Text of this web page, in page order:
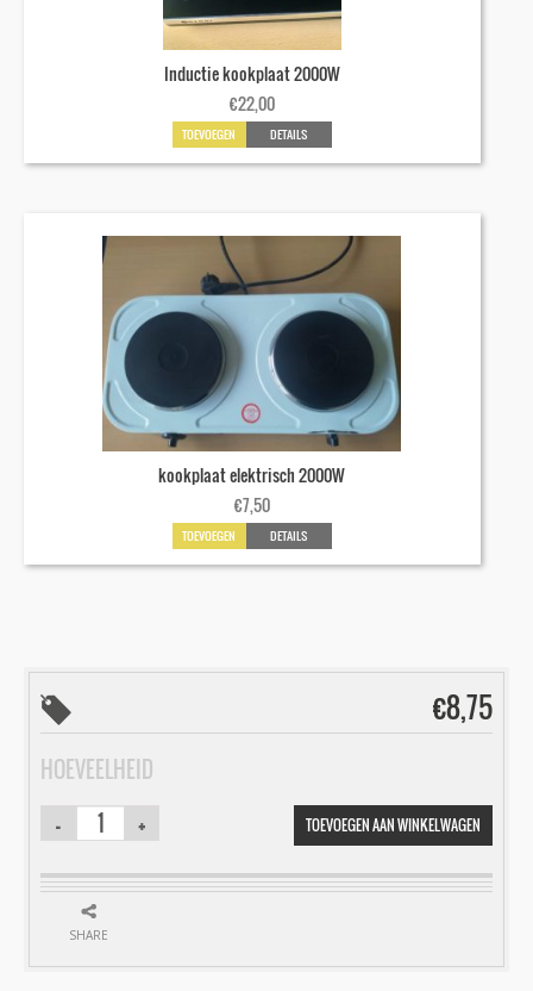
Inductie kookplaat 2000W
€22,00
TOEVOEGEN DETAILS
kookplaat elektrisch 2000W
€7,50
TOEVOEGEN DETAILS
€8,75
HOEVEELHEID
TOEVOEGEN AAN WINKELWAGEN
SHARE